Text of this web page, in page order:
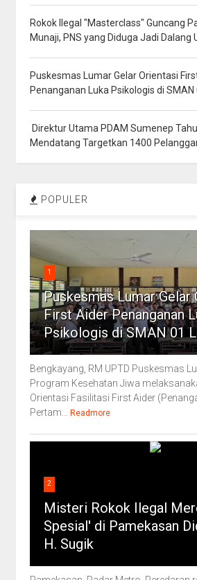
Rokok Ilegal "Masterclass" Guncang
Munaji, PNS yang Diduga Jadi Dalang
Puskesmas Lumar Gelar Orientasi
Penanganan Luka Psikologis di
Direktur Utama PDAM Sumenep
Mendatang Targetkan 1400
POPULER
1
Puskesmas Lumar Gelar
First Aider Penanganan
Psikologis di SMAN 01
Bengkayang, RM UPTD Puskesmas
Program Kesehatan Jiwa
Orientasi Fasilitasi First Aider
Pertam...
Readmore
2
Misteri Rokok Ilegal
Spesial' di Pamekasan
H. Sugik